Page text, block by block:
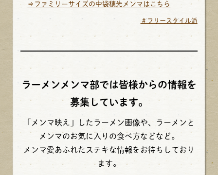
⇒ファミリーサイズの中袋穂先メンマはこちら
＃フリースタイル派
ラーメンメンマ部では皆様からの情報を
募集しています。
「メンマ映え」したラーメン画像や、ラーメンと
メンマのお気に入りの食べ方などなど。
メンマ愛あふれたステキな情報をお待ちしており
ます。